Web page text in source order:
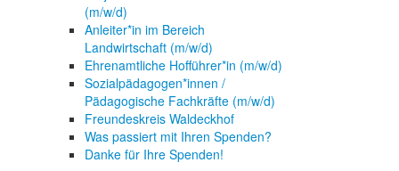
(m/w/d)
Anleiter*in im Bereich
Landwirtschaft (m/w/d)
Ehrenamtliche Hofführer*in (m/w/d)
Sozialpädagogen*innen /
Pädagogische Fachkräfte (m/w/d)
Freundeskreis Waldeckhof
Was passiert mit Ihren Spenden?
Danke für Ihre Spenden!